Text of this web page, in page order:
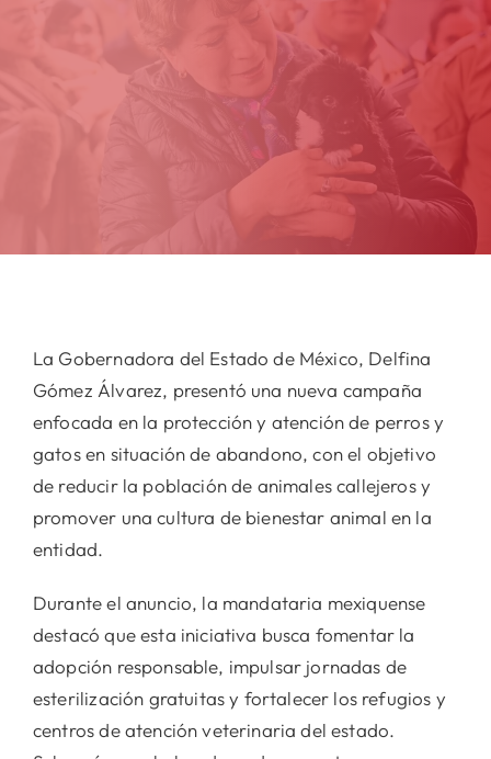
La Gobernadora del Estado de México, Delfina
Gómez Álvarez, presentó una nueva campaña
enfocada en la protección y atención de perros y
gatos en situación de abandono, con el objetivo
de reducir la población de animales callejeros y
promover una cultura de bienestar animal en la
entidad.
Durante el anuncio, la mandataria mexiquense
destacó que esta iniciativa busca fomentar la
adopción responsable, impulsar jornadas de
esterilización gratuitas y fortalecer los refugios y
centros de atención veterinaria del estado.